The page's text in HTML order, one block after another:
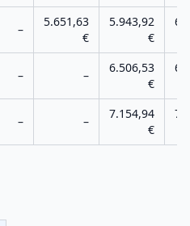
–
5.651,63
€
5.943,92
€
– –
6.506,53
€
– –
7.154,94
€